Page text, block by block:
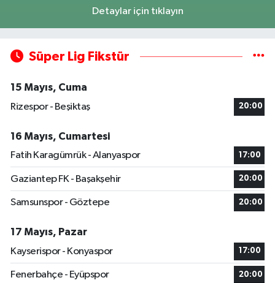
Detaylar için tıklayın
Süper Lig Fikstür
15 Mayıs, Cuma
Rizespor - Beşiktaş
20:00
16 Mayıs, Cumartesi
Fatih Karagümrük - Alanyaspor
17:00
Gaziantep FK - Başakşehir 20:00
Samsunspor - Göztepe 20:00
17 Mayıs, Pazar
Kayserispor - Konyaspor
17:00
Fenerbahçe - Eyüpspor 20:00